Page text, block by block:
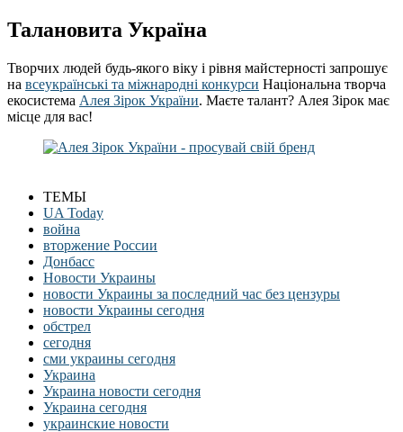
Талановита Україна
Творчих людей будь-якого віку і рівня майстерності запрошує
на всеукраїнські та міжнародні конкурси Національна творча
екосистема Алея Зірок України. Маєте талант? Алея Зірок має
місце для вас!
ТЕМЫ
UA Today
война
вторжение России
Донбасс
Новости Украины
новости Украины за последний час без цензуры
новости Украины сегодня
обстрел
сегодня
сми украины сегодня
Украина
Украина новости сегодня
Украина сегодня
украинские новости